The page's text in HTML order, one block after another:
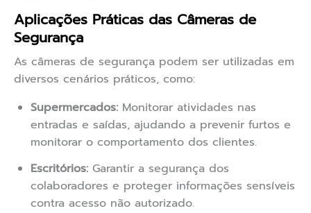
Aplicações Práticas das Câmeras de
Segurança
As câmeras de segurança podem ser utilizadas em
diversos cenários práticos, como:
Supermercados: Monitorar atividades nas
entradas e saídas, ajudando a prevenir furtos e
monitorar o comportamento dos clientes.
Escritórios: Garantir a segurança dos
colaboradores e proteger informações sensíveis
contra acesso não autorizado.